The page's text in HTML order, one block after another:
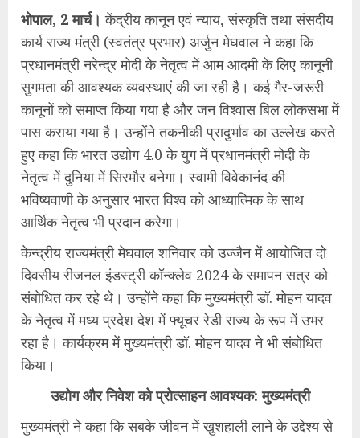
भोपाल, 2 मार्च। केंद्रीय कानून एवं न्याय, संस्कृति तथा संसदीय
कार्य राज्य मंत्री (स्वतंत्र प्रभार) अर्जुन मेघवाल ने कहा कि
प्रधानमंत्री नरेन्द्र मोदी के नेतृत्व में आम आदमी के लिए कानूनी
सुगमता की आवश्यक व्यवस्थाएं की जा रही है। कई गैर-जरूरी
कानूनों को समाप्त किया गया है और जन विश्वास बिल लोकसभा में
पास कराया गया है। उन्होंने तकनीकी प्रादुर्भाव का उल्लेख करते
हुए कहा कि भारत उद्योग 4.0 के युग में प्रधानमंत्री मोदी के
नेतृत्व में दुनिया में सिरमौर बनेगा। स्वामी विवेकानंद की
भविष्यवाणी के अनुसार भारत विश्व को आध्यात्मिक के साथ
आर्थिक नेतृत्व भी प्रदान करेगा।
केन्द्रीय राज्यमंत्री मेघवाल शनिवार को उज्जैन में आयोजित दो
दिवसीय रीजनल इंडस्ट्री कॉन्क्लेव 2024 के समापन सत्र को
संबोधित कर रहे थे। उन्होंने कहा कि मुख्यमंत्री डॉ. मोहन यादव
के नेतृत्व में मध्य प्रदेश देश में फ्यूचर रेडी राज्य के रूप में उभर
रहा है। कार्यक्रम में मुख्यमंत्री डॉ. मोहन यादव ने भी संबोधित
किया।
उद्योग और निवेश को प्रोत्साहन आवश्यक: मुख्यमंत्री
मुख्यमंत्री ने कहा कि सबके जीवन में खुशहाली लाने के उद्देश्य से